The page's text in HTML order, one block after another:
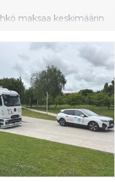
maksaa keskimäärin
tuplasti enemmän.
sähkön hinta ei
koko totuutta:
voivat vaihdella
Joustava kulutus,
ja älykäs
voivat tuoda
lisäsäästöjä.